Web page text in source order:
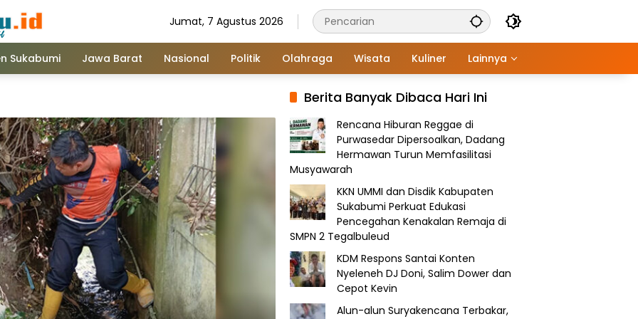
Jumat, 7 Agustus 2026
Sukabumi Jawa Barat Nasional Politik Olahraga Wisata Kuliner Lainnya
Berita Banyak Dibaca Hari Ini
Rencana Hiburan Reggae di
Purwasedar Dipersoalkan, Dadang
Hermawan Turun Memfasilitasi
Musyawarah
KKN UMMI dan Disdik Kabupaten
Sukabumi Perkuat Edukasi
Pencegahan Kenakalan Remaja di
SMPN 2 Tegalbuleud
KDM Respons Santai Konten
Nyeleneh DJ Doni, Salim Dower dan
Cepot Kevin
Alun-alun Suryakencana Terbakar,